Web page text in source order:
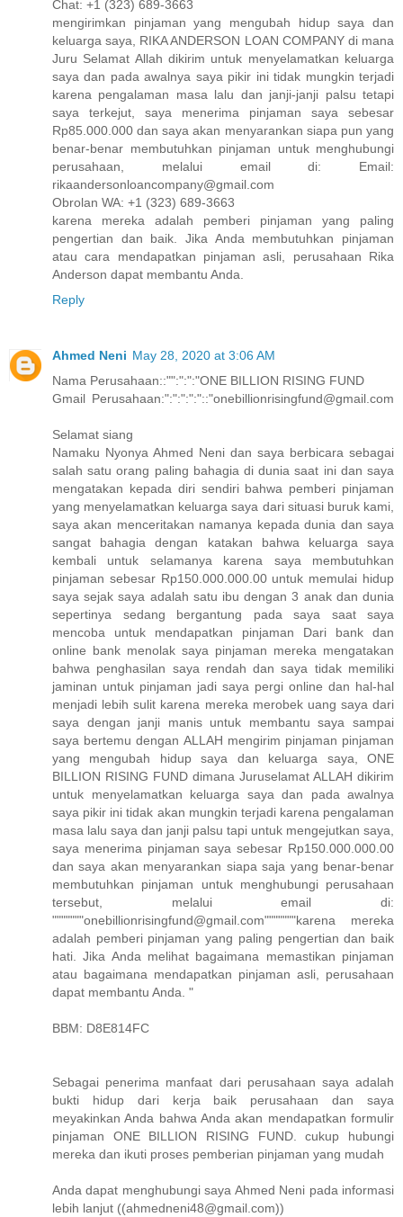
Chat: +1 (323) 689-3663
mengirimkan pinjaman yang mengubah hidup saya dan
keluarga saya, RIKA ANDERSON LOAN COMPANY di mana
Juru Selamat Allah dikirim untuk menyelamatkan keluarga
saya dan pada awalnya saya pikir ini tidak mungkin terjadi
karena pengalaman masa lalu dan janji-janji palsu tetapi
saya terkejut, saya menerima pinjaman saya sebesar
Rp85.000.000 dan saya akan menyarankan siapa pun yang
benar-benar membutuhkan pinjaman untuk menghubungi
perusahaan, melalui email di: Email:
rikaandersonloancompany@gmail.com
Obrolan WA: +1 (323) 689-3663
karena mereka adalah pemberi pinjaman yang paling
pengertian dan baik. Jika Anda membutuhkan pinjaman
atau cara mendapatkan pinjaman asli, perusahaan Rika
Anderson dapat membantu Anda.
Reply
Ahmed Neni May 28, 2020 at 3:06 AM
Nama Perusahaan::"":":":"ONE BILLION RISING FUND
Gmail Perusahaan:":":":":"::"onebillionrisingfund@gmail.com
Selamat siang
Namaku Nyonya Ahmed Neni dan saya berbicara sebagai
salah satu orang paling bahagia di dunia saat ini dan saya
mengatakan kepada diri sendiri bahwa pemberi pinjaman
yang menyelamatkan keluarga saya dari situasi buruk kami,
saya akan menceritakan namanya kepada dunia dan saya
sangat bahagia dengan katakan bahwa keluarga saya
kembali untuk selamanya karena saya membutuhkan
pinjaman sebesar Rp150.000.000.00 untuk memulai hidup
saya sejak saya adalah satu ibu dengan 3 anak dan dunia
sepertinya sedang bergantung pada saya saat saya
mencoba untuk mendapatkan pinjaman Dari bank dan
online bank menolak saya pinjaman mereka mengatakan
bahwa penghasilan saya rendah dan saya tidak memiliki
jaminan untuk pinjaman jadi saya pergi online dan hal-hal
menjadi lebih sulit karena mereka merobek uang saya dari
saya dengan janji manis untuk membantu saya sampai
saya bertemu dengan ALLAH mengirim pinjaman pinjaman
yang mengubah hidup saya dan keluarga saya, ONE
BILLION RISING FUND dimana Juruselamat ALLAH dikirim
untuk menyelamatkan keluarga saya dan pada awalnya
saya pikir ini tidak akan mungkin terjadi karena pengalaman
masa lalu saya dan janji palsu tapi untuk mengejutkan saya,
saya menerima pinjaman saya sebesar Rp150.000.000.00
dan saya akan menyarankan siapa saja yang benar-benar
membutuhkan pinjaman untuk menghubungi perusahaan
tersebut, melalui email di:
"""""""onebillionrisingfund@gmail.com"""""""karena mereka
adalah pemberi pinjaman yang paling pengertian dan baik
hati. Jika Anda melihat bagaimana memastikan pinjaman
atau bagaimana mendapatkan pinjaman asli, perusahaan
dapat membantu Anda. "
BBM: D8E814FC
Sebagai penerima manfaat dari perusahaan saya adalah
bukti hidup dari kerja baik perusahaan dan saya
meyakinkan Anda bahwa Anda akan mendapatkan formulir
pinjaman ONE BILLION RISING FUND. cukup hubungi
mereka dan ikuti proses pemberian pinjaman yang mudah
Anda dapat menghubungi saya Ahmed Neni pada informasi
lebih lanjut ((ahmedneni48@gmail.com))